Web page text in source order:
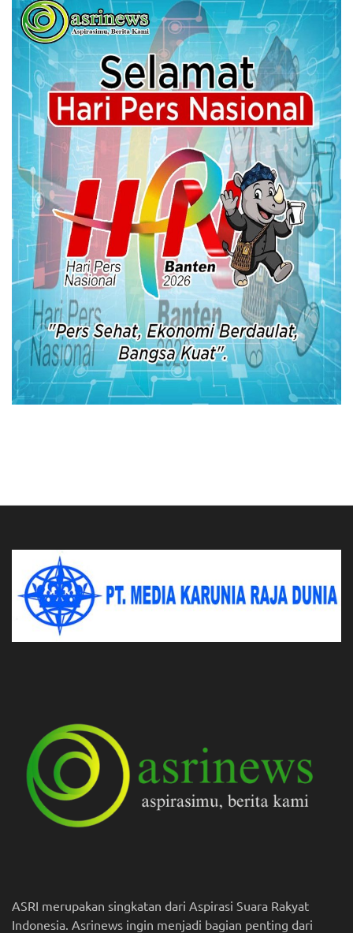
ASRI merupakan singkatan dari Aspirasi Suara Rakyat
Indonesia. Asrinews ingin menjadi bagian penting dari